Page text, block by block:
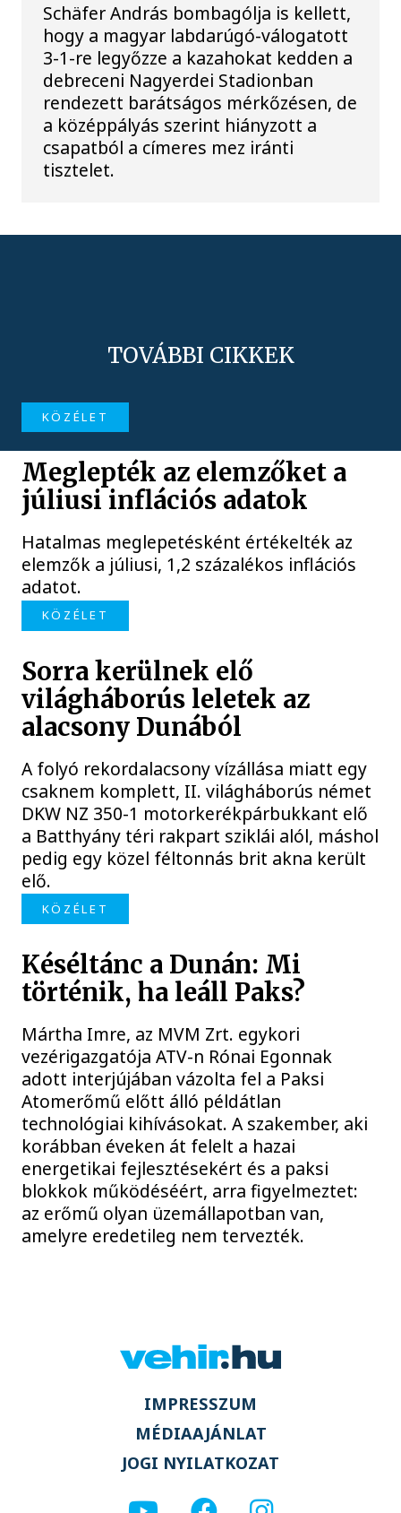
Schäfer András bombagólja is kellett,
hogy a magyar labdarúgó-válogatott
3-1-re legyőzze a kazahokat kedden a
debreceni Nagyerdei Stadionban
rendezett barátságos mérkőzésen, de
a középpályás szerint hiányzott a
csapatból a címeres mez iránti
tisztelet.
TOVÁBBI CIKKEK
KÖZÉLET
Meglepték az elemzőket a
júliusi inflációs adatok
Hatalmas meglepetésként értékelték az
elemzők a júliusi, 1,2 százalékos inflációs
adatot.
KÖZÉLET
Sorra kerülnek elő
világháborús leletek az
alacsony Dunából
A folyó rekordalacsony vízállása miatt egy
csaknem komplett, II. világháborús német
DKW NZ 350-1 motorkerékpárbukkant elő
a Batthyány téri rakpart sziklái alól, máshol
pedig egy közel féltonnás brit akna került
elő.
KÖZÉLET
Késéltánc a Dunán: Mi
történik, ha leáll Paks?
Mártha Imre, az MVM Zrt. egykori
vezérigazgatója ATV-n Rónai Egonnak
adott interjújában vázolta fel a Paksi
Atomerőmű előtt álló példátlan
technológiai kihívásokat. A szakember, aki
korábban éveken át felelt a hazai
energetikai fejlesztésekért és a paksi
blokkok működéséért, arra figyelmeztet:
az erőmű olyan üzemállapotban van,
amelyre eredetileg nem tervezték.
IMPRESSZUM
MÉDIAAJÁNLAT
JOGI NYILATKOZAT